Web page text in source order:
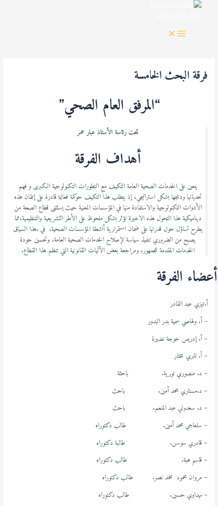
فرقة البحث الخامسة
“المرفق العام الصحي”
تحت رئاسة الأستاذ عبار عمر
أهداف الفرقة
يتعين على الخدمات الصحية العامة التكيف مع التطورات التكنولوجية الكبرى و فهم
تحدياتها ودمجها بشكل استراتيجي، إذ يتطلب هذا التكيف حوكمة فعالة قادرة على إتقان هذه
الأدوات التكنولوجية والاستفادة منها في المؤسسات المعنية حيث يستثنى قطاع الصحة من
ديناميكية هذا التحول هذه الاخيرة تؤثر بشكل ملحوظ على الأطر التشريعية والتنظيمية،مما
يطرح تساؤل حول قدرتها على ضمان استمرارية أنشطة المؤسسات الصحية. في .هذا السياق
يصبح من الضروري تنفيذ سياسة لإصلاح الخدمات الصحية العامة، وتحسين جودة
الخدمات المقدمة للجمهور، ومراجعة بعض الآليات القانونية التي تنظم هذا القطاع.
أعضاء الفرقة
أ.تيزي عبد القادر
– أ. ولهاصي سمية بدر البدور
– أ. إدريس خوجة نضيرة
– أ. تابري مختار
– د. منصوري تورية. باحثة
– د.مستاري محمد أمين. باحث
– د. سعدوني عبد المنعم. باحث
– سلعاجي محمد أمين. طالب دكتوراه
– قادري سوسن. طالبة دكتوراه
– قاسم هبة. طالب دكتوراه
– مروان محمود محمد نصر. طالب دكتوراه
– مهداوي حسين. طالب دكتوراه